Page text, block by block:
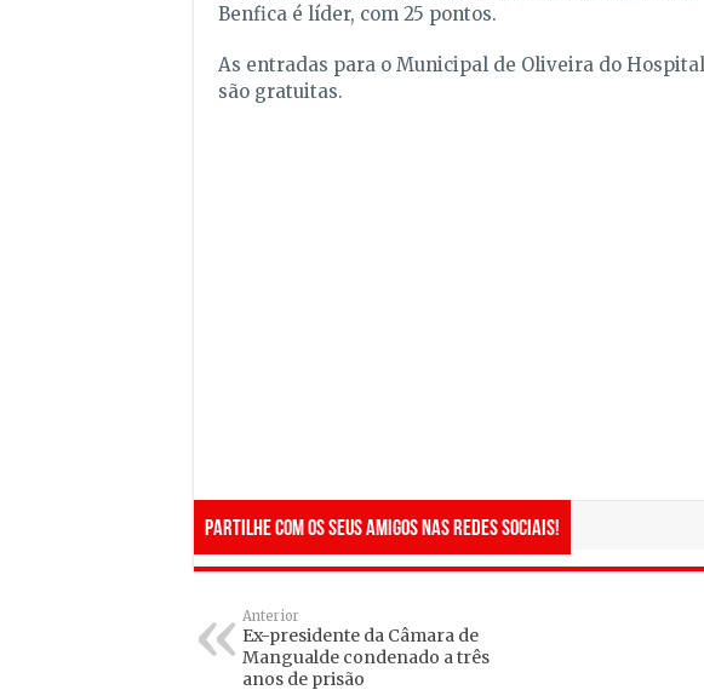
Benfica é líder, com 25 pontos.
As entradas para o Municipal de Oliveira do Hospital
são gratuitas.
Partilhe com os seus amigos nas redes sociais!
Anterior
Ex-presidente da Câmara de
Mangualde condenado a três
anos de prisão